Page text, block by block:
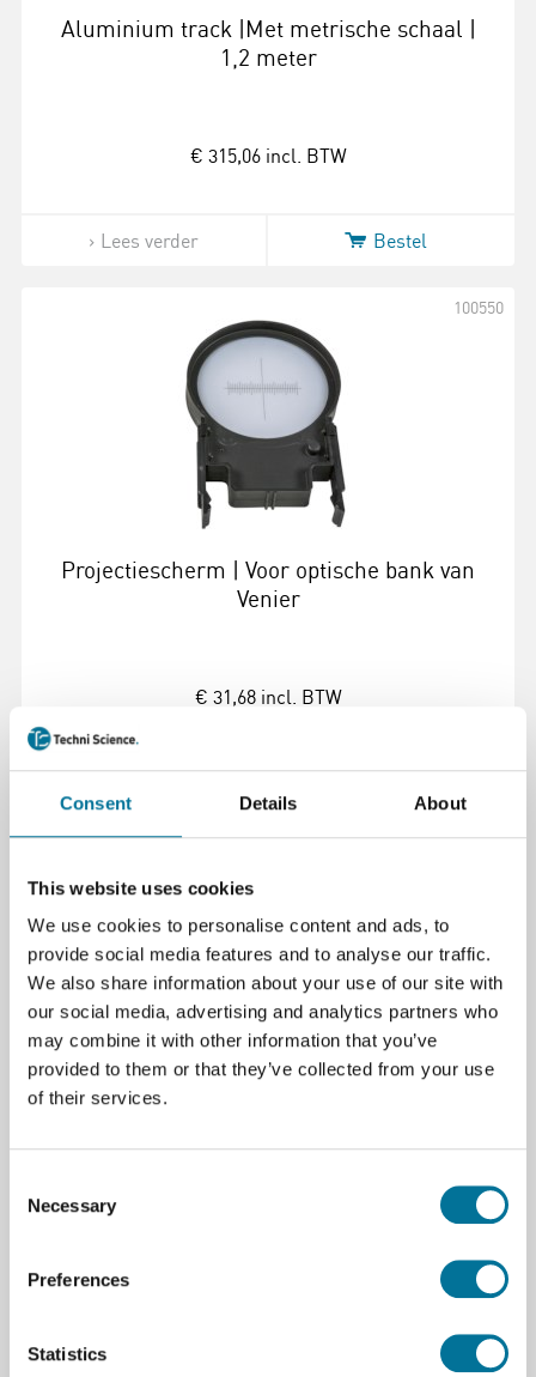
Consent Details About
This website uses cookies
We use cookies to personalise content and ads, to
provide social media features and to analyse our traffic.
We also share information about your use of our site with
our social media, advertising and analytics partners who
may combine it with other information that you’ve
provided to them or that they’ve collected from your use
of their services.
Selection
Necessary
Preferences
Statistics
Aluminium track |Met metrische schaal |
1,2 meter
€ 315,06 incl. BTW
Lees verder Bestel
Projectiescherm | Voor optische bank van
Venier
100550
€ 31,68 incl. BTW
Uitbreidingsset spiegels | In houder | M-OEK
Lees verder
100547